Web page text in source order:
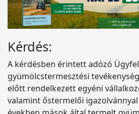
Kérdés:
A kérdésben érintett adózó
gyümölcstermesztési
előtt rendelkezett egyéni
valamint őstermelői